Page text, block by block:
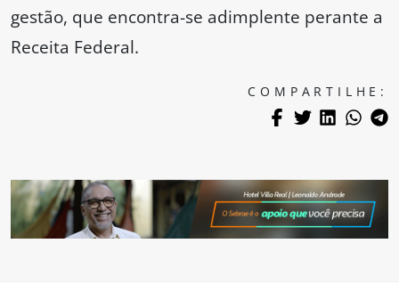
gestão, que encontra-se adimplente perante a
Receita Federal.
COMPARTILHE: